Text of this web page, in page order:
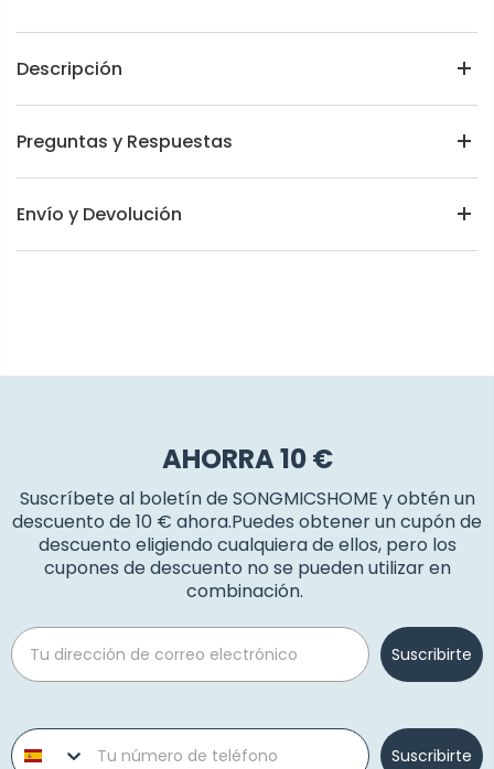
Descripción
Preguntas y Respuestas
Envío y Devolución
AHORRA 10 €
Suscríbete al boletín de SONGMICSHOME y obtén un
descuento de 10 € ahora.Puedes obtener un cupón de
descuento eligiendo cualquiera de ellos, pero los
cupones de descuento no se pueden utilizar en
combinación.
Email
Suscribirte
Phone number
Suscribirte